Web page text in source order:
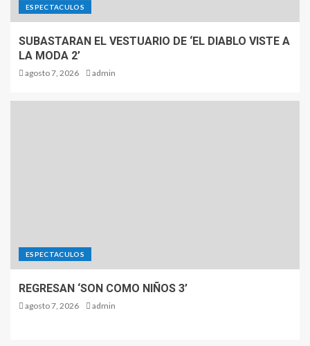
ESPECTACULOS
SUBASTARAN EL VESTUARIO DE ‘EL DIABLO VISTE A
LA MODA 2’
agosto 7, 2026 admin
ESPECTACULOS
REGRESAN ‘SON COMO NIÑOS 3’
agosto 7, 2026 admin